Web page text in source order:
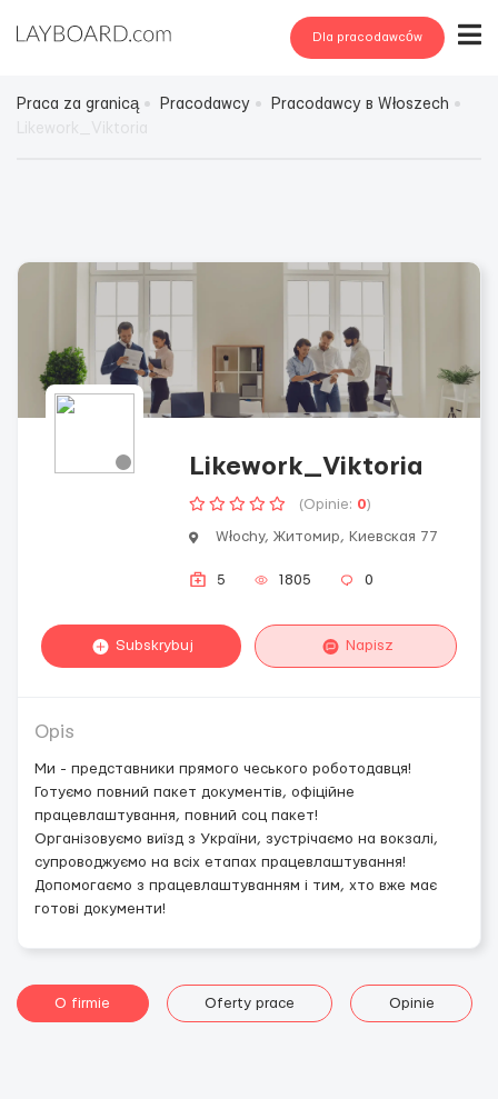
Dla pracodawców
Praca za granicą Pracodawcy
Pracodawcy в Włoszech
Likework_Viktoria
(Opinie: 0)
Włochy, Житомир, Киевская 77
5 1805 0
Subskrybuj Napisz
Opis
Ми - представники прямого чеського роботодавця!
Готуємо повний пакет документів, офіційне
працевлаштування, повний соц пакет!
Організовуємо виїзд з України, зустрічаємо на вокзалі,
супроводжуємо на всіх етапах працевлаштування!
Допомогаємо з працевлаштуванням і тим, хто вже має
готові документи!
O firmie Oferty prace Opinie